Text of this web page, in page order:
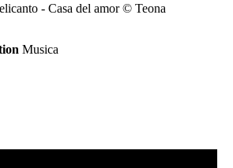
- Casa del amor © Teona
Musica